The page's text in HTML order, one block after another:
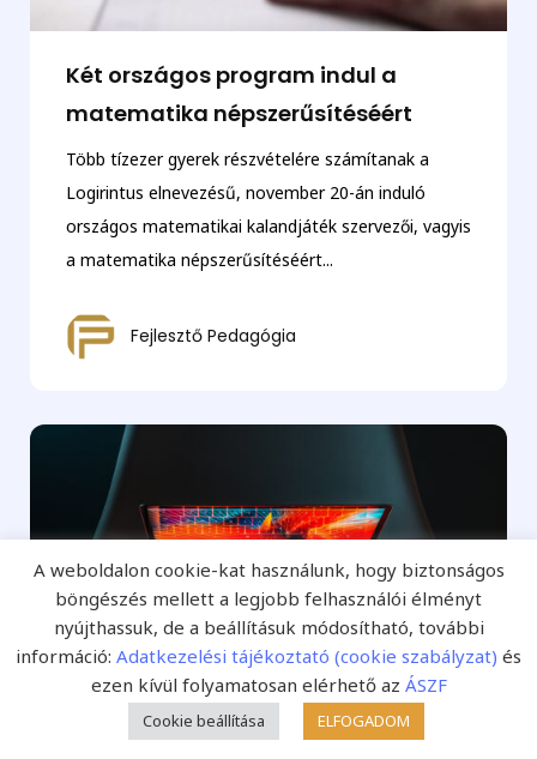
Két országos program indul a
matematika népszerűsítéséért
Több tízezer gyerek részvételére számítanak a
Logirintus elnevezésű, november 20-án induló
országos matematikai kalandjáték szervezői, vagyis
a matematika népszerűsítéséért...
Fejlesztő Pedagógia
A következő napokban 140 ezer
A weboldalon cookie-kat használunk, hogy biztonságos
böngészés mellett a legjobb felhasználói élményt
nyújthassuk, de a beállításuk módosítható, további
információ: Adatkezelési tájékoztató (cookie szabályzat) és
ezen kívül folyamatosan elérhető az ÁSZF
Cookie beállítása ELFOGADOM